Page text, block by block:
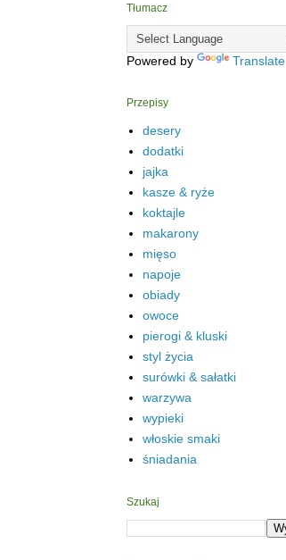
Tłumacz
Powered by Translate
Przepisy
desery
dodatki
jajka
kasze & ryże
koktajle
makarony
mięso
napoje
obiady
owoce
pierogi & kluski
styl życia
surówki & sałatki
warzywa
wypieki
włoskie smaki
śniadania
Szukaj